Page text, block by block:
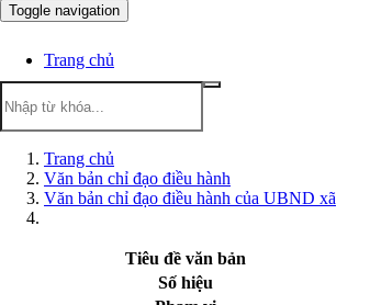
Toggle navigation
Trang chủ
Trang chủ
Văn bản chỉ đạo điều hành
Văn bản chỉ đạo điều hành của UBND xã
Tiêu đề văn bản
Số hiệu